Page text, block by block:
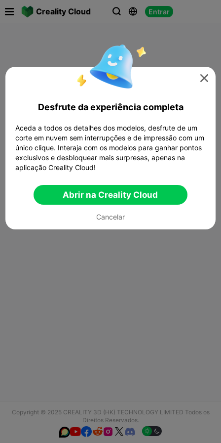
Creality Cloud   Entrar
Copyright © 2025 CREALITY 3D (HK) TECHNOLOGY LIMITED Todos os
Direitos Reservados.
  

Desfrute da experiência completa
Aceda a todos os detalhes dos modelos, desfrute de um
corte em nuvem sem interrupções e de impressão com um
único clique. Interaja com os modelos para ganhar pontos
exclusivos e desbloquear mais surpresas, apenas na
aplicação Creality Cloud!
Abrir na Creality Cloud
Cancelar